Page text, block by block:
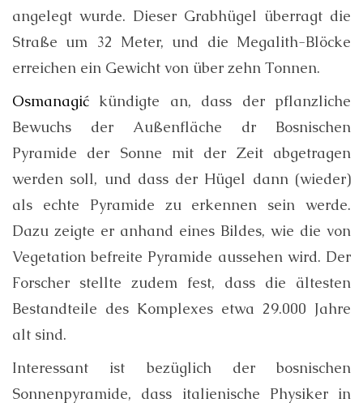
angelegt wurde. Dieser Grabhügel überragt die
Straße um 32 Meter, und die Megalith-Blöcke
erreichen ein Gewicht von über zehn Tonnen.
Osmanagić kündigte an, dass der pflanzliche
Bewuchs der Außenfläche dr Bosnischen
Pyramide der Sonne mit der Zeit abgetragen
werden soll, und dass der Hügel dann (wieder)
als echte Pyramide zu erkennen sein werde.
Dazu zeigte er anhand eines Bildes, wie die von
Vegetation befreite Pyramide aussehen wird. Der
Forscher stellte zudem fest, dass die ältesten
Bestandteile des Komplexes etwa 29.000 Jahre
alt sind.
Interessant ist bezüglich der bosnischen
Sonnenpyramide, dass italienische Physiker in